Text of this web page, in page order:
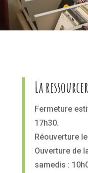
La
Fermeture
17h30.
Réouverture
Ouverture de
samedis :